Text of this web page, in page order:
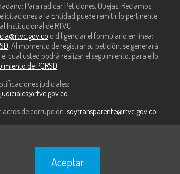
Para radicar Peticiones, Quejas, Reclamos,
a la Entidad puede remitir lo pertinente
Institucional de RTVC
o diligenciar el formulario en línea:
. Al momento de registrar su petición, se generará
cual usted podrá realizar el seguimiento, para ello,
de PQRSD
judiciales:
actos de corrupción: soytransparente@rtvc.gov.co
Aceptar